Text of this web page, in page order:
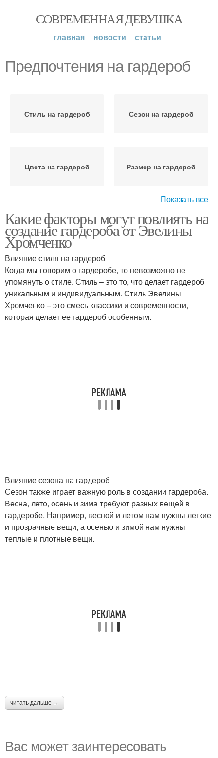
СОВРЕМЕННАЯ ДЕВУШКА
главная новости статьи
Предпочтения на гардероб
Стиль на гардероб Сезон на гардероб
Цвета на гардероб Размер на гардероб
Бюджет на гардероб Личные предпочтения
Показать все
Какие факторы могут повлиять на
создание гардероба от Эвелины
Хромченко
Влияние стиля на гардероб
Когда мы говорим о гардеробе, то невозможно не
упомянуть о стиле. Стиль – это то, что делает гардероб
уникальным и индивидуальным. Стиль Эвелины
Хромченко – это смесь классики и современности,
которая делает ее гардероб особенным.
Влияние сезона на гардероб
Сезон также играет важную роль в создании гардероба.
Весна, лето, осень и зима требуют разных вещей в
гардеробе. Например, весной и летом нам нужны легкие
и прозрачные вещи, а осенью и зимой нам нужны
теплые и плотные вещи.
читать дальше →
Вас может заинтересовать